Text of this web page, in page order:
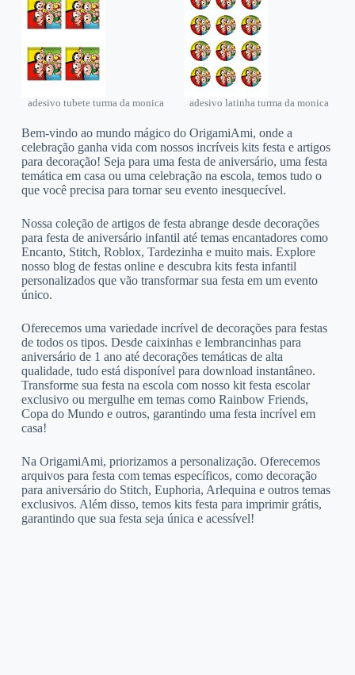
adesivo tubete turma da monica adesivo latinha turma da monica
Bem-vindo ao mundo mágico do OrigamiAmi, onde a
celebração ganha vida com nossos incríveis kits festa e artigos
para decoração! Seja para uma festa de aniversário, uma festa
temática em casa ou uma celebração na escola, temos tudo o
que você precisa para tornar seu evento inesquecível.
Nossa coleção de artigos de festa abrange desde decorações
para festa de aniversário infantil até temas encantadores como
Encanto, Stitch, Roblox, Tardezinha e muito mais. Explore
nosso blog de festas online e descubra kits festa infantil
personalizados que vão transformar sua festa em um evento
único.
Oferecemos uma variedade incrível de decorações para festas
de todos os tipos. Desde caixinhas e lembrancinhas para
aniversário de 1 ano até decorações temáticas de alta
qualidade, tudo está disponível para download instantâneo.
Transforme sua festa na escola com nosso kit festa escolar
exclusivo ou mergulhe em temas como Rainbow Friends,
Copa do Mundo e outros, garantindo uma festa incrível em
casa!
Na OrigamiAmi, priorizamos a personalização. Oferecemos
arquivos para festa com temas específicos, como decoração
para aniversário do Stitch, Euphoria, Arlequina e outros temas
exclusivos. Além disso, temos kits festa para imprimir grátis,
garantindo que sua festa seja única e acessível!